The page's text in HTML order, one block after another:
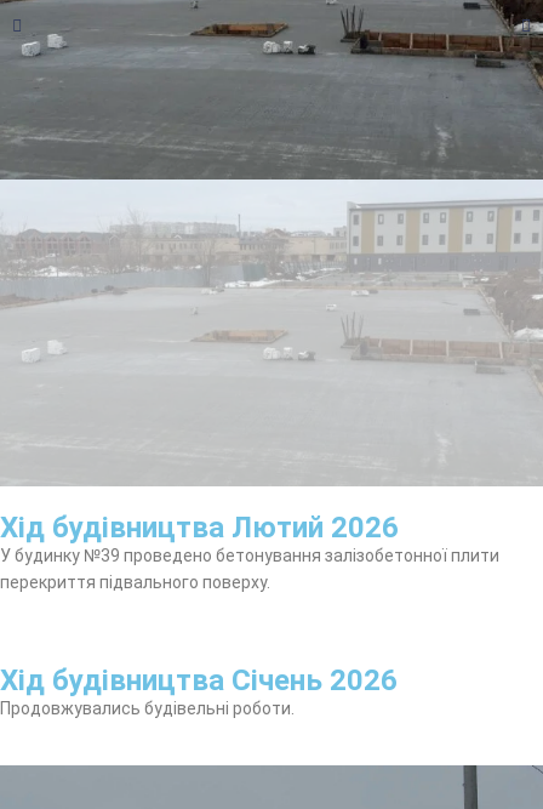
Хід будівництва Лютий 2026
У будинку №39 проведено бетонування залізобетонної плити
перекриття підвального поверху.
Хід будівництва Січень 2026
Продовжувались будівельні роботи.